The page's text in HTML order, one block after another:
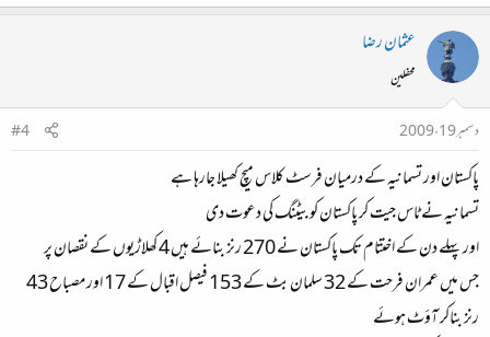
عثمان رضا
محفلین
دسمبر 19، 2009
#4
پاکستان اور تسمانیہ کے درمیان فرسٹ کلاس میچ کھیلا جارہا ہے
تسمانیہ نے ٹاس جیت کر پاکستان کو بیٹنگ کی دعوت دی
اور پہلے دن کے اختتام تک پاکستان نے 270 رنز بنائے ہیں 4 کھلاڑیوں کے نقصان پر
جس میں عمران فرحت کے 32 سلمان بٹ کے 153 فیصل اقبال کے 17 اور مصباح 43
رنز بناکر آؤٹ ہوئے